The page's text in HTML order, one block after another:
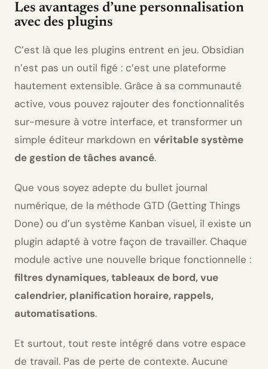
Les avantages d’une personnalisation
avec des plugins
C’est là que les plugins entrent en jeu. Obsidian
n’est pas un outil figé : c’est une plateforme
hautement extensible. Grâce à sa communauté
active, vous pouvez rajouter des fonctionnalités
sur-mesure à votre interface, et transformer un
simple éditeur markdown en véritable système
de gestion de tâches avancé.
Que vous soyez adepte du bullet journal
numérique, de la méthode GTD (Getting Things
Done) ou d’un système Kanban visuel, il existe un
plugin adapté à votre façon de travailler. Chaque
module active une nouvelle brique fonctionnelle :
filtres dynamiques, tableaux de bord, vue
calendrier, planification horaire, rappels,
automatisations.
Et surtout, tout reste intégré dans votre espace
de travail. Pas de perte de contexte. Aucune